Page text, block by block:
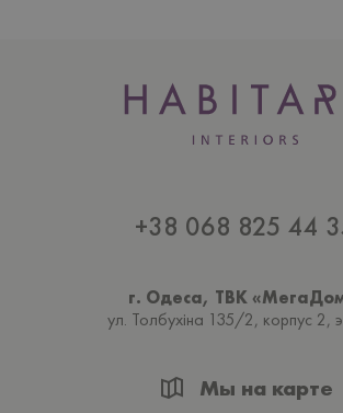
+38 068 825 44
г. Одеса, ТВК
ул. Толбухiна 135/2, корпус 2,
Мы на карте